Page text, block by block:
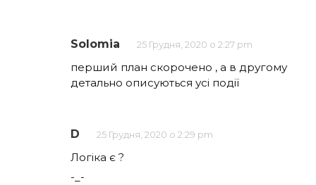
Solomia 25 Грудня, 2020 о 2:27 pm
перший план скорочено , а в другому
детально описуються усі події
D 25 Грудня, 2020 о 2:29 pm
Логіка є ?
-_-